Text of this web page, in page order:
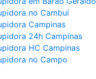
no Cambuí
Campinas
24h Campinas
HC Campinas
no Campo